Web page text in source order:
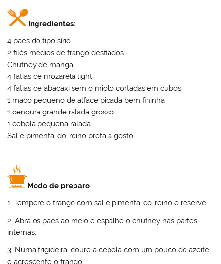
Ingredientes:
4 pães do tipo sírio
2 filés médios de frango desfiados
Chutney de manga
4 fatias de mozarela light
4 fatias de abacaxi sem o miolo cortadas em cubos
1 maço pequeno de alface picada bem fininha
1 cenoura grande ralada grosso
1 cebola pequena ralada
Sal e pimenta-do-reino preta a gosto
Modo de preparo
1. Tempere o frango com sal e pimenta-do-reino e reserve.
2. Abra os pães ao meio e espalhe o chutney nas partes
internas.
3. Numa frigideira, doure a cebola com um pouco de azeite
e acrescente o frango.